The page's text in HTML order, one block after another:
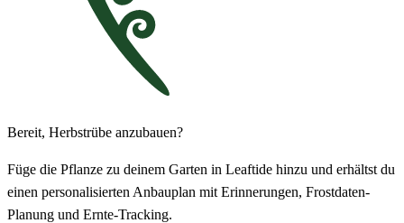
Bereit, Herbstrübe anzubauen?
Füge die Pflanze zu deinem Garten in Leaftide hinzu und erhältst du
einen personalisierten Anbauplan mit Erinnerungen, Frostdaten-
Planung und Ernte-Tracking.